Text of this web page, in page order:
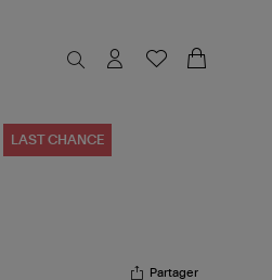
LAST CHANCE
Partager